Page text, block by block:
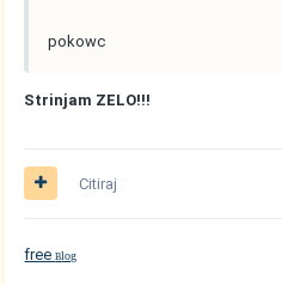
pokowc
Strinjam ZELO!!!
Citiraj
freeBlog